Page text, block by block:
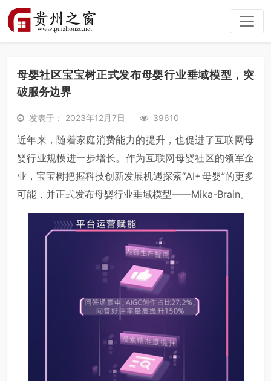
母婴社区宝宝树正式发布母婴行业垂域模型，突
破服务边界
发表于： 2023年12月7日 39610
近年来，随着家庭消费能力的提升，也促进了互联网母
婴行业规模进一步增长。作为互联网母婴社区的领军企
业，宝宝树把握科技创新发展机遇探索“AI+母婴”的更多
可能，并正式发布母婴行业垂域模型——Mika-Brain。